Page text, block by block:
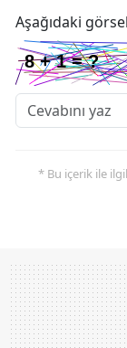
Aşağıdaki
* Bu içerik ile